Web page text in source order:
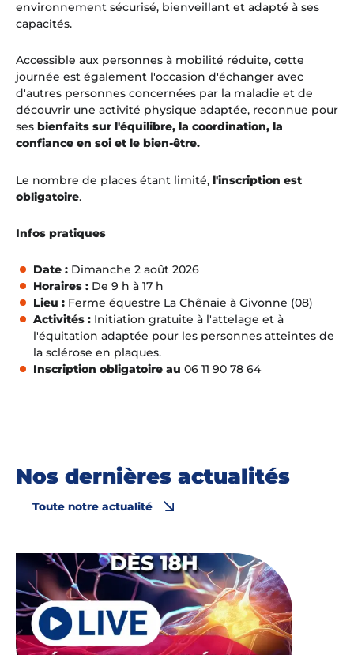
environnement sécurisé, bienveillant et adapté à ses
capacités.
Accessible aux personnes à mobilité réduite, cette
journée est également l'occasion d'échanger avec
d'autres personnes concernées par la maladie et de
découvrir une activité physique adaptée, reconnue pour
ses bienfaits sur l'équilibre, la coordination, la
confiance en soi et le bien-être.
Le nombre de places étant limité, l'inscription est
obligatoire.
Infos pratiques
Date : Dimanche 2 août 2026
Horaires : De 9 h à 17 h
Lieu : Ferme équestre La Chênaie à Givonne (08)
Activités : Initiation gratuite à l'attelage et à
l'équitation adaptée pour les personnes atteintes de
la sclérose en plaques.
Inscription obligatoire au 06 11 90 78 64
Nos dernières actualités
Toute notre actualité